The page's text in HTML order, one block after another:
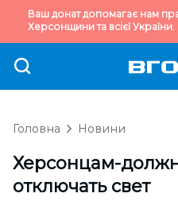
Ваш донат допомагає нам
Херсонщини та всієї України.
Головна Новини
Херсонцам-
отключать свет